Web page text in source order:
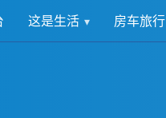
这是生活 房车旅行